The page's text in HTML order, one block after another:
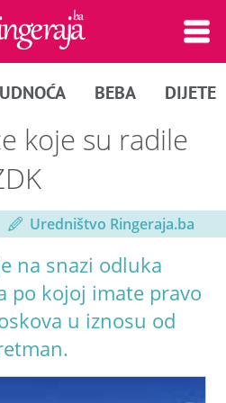
BEBA DIJETE
koje su radile
Uredništvo Ringeraja.ba
na snazi odluka
po kojoj imate pravo
u iznosu od